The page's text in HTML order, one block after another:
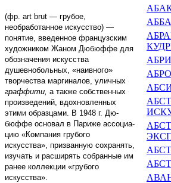
(фр. art brut — грубое,
необработанное искусство) —
поня­тие, введенное французским
худож­ником Жаном Дюбюффе для
обозна­чения искусства
душевнобольных, «наивного»
творчества маргиналов, уличных
граффити, а также соб­ственных
произведений, вдохновлен­ных
этими образцами. В 1948 г. Дю­
бюффе основал в Париже ассоциа­
цию «Компания грубого
искусства», призванную сохранять,
изучать и рас­ширять собранные им
ранее коллек­ции «грубого
искусства».